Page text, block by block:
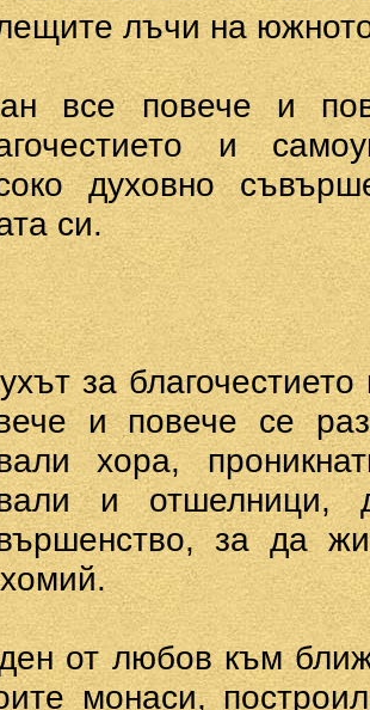
лъчи на
все повече и
и
духовно
си.
за
и повече се
хора,
и отшелници,
за да
от любов към
монаси,